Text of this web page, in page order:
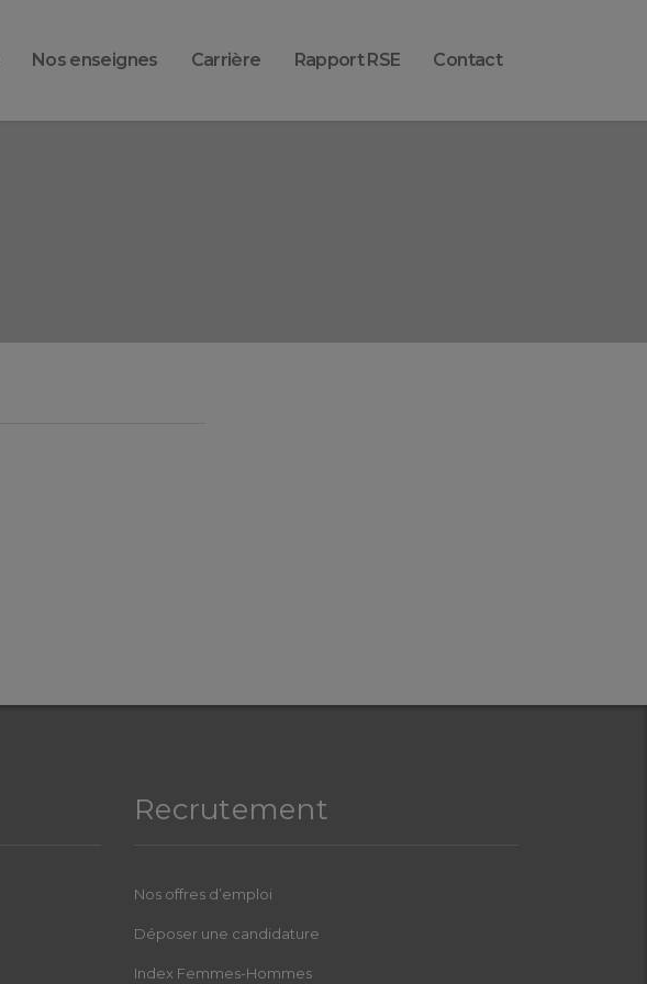
Nos enseignes Carrière Rapport RSE Contact
Recrutement
Nos offres d’emploi
Déposer une candidature
Index Femmes-Hommes